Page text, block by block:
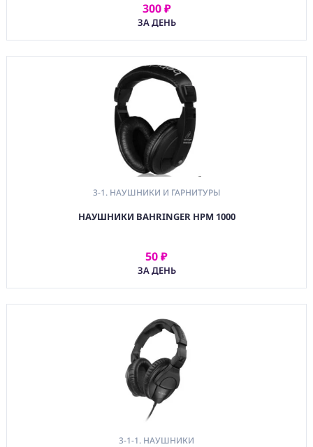
300 ₽
ЗА ДЕНЬ
АРЕНДОВАТЬ
3-1. НАУШНИКИ И ГАРНИТУРЫ
НАУШНИКИ BAHRINGER HPM 1000
50 ₽
ЗА ДЕНЬ
АРЕНДОВАТЬ
3-1-1. НАУШНИКИ